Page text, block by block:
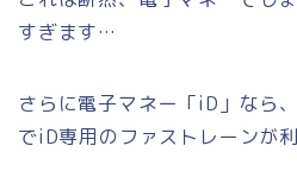
すぎます…
さらに電子マネー「iD」なら
でiD専用のファストレーンが利